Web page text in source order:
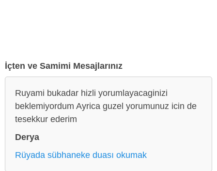
İçten ve Samimi Mesajlarınız
Ruyami bukadar hizli yorumlayacaginizi
beklemiyordum Ayrica guzel yorumunuz icin de
tesekkur ederim
Derya
Rüyada sübhaneke duası okumak